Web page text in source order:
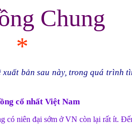
Chung
*
bản sau này, trong quá trình
cổ nhất Việt Nam
niên đại sớm ở VN còn lại rất ít.